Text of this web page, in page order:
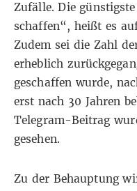
Zufälle. Die
schaffen“, heißt es
Zudem sei die Zahl
erheblich
geschaffen wurde,
erst nach 30 Jahren
Telegram-Beitrag
gesehen.
Zu der Behauptung